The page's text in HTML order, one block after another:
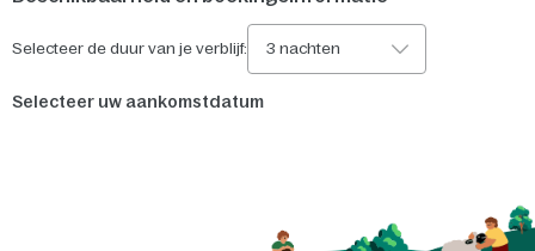
Selecteer de duur van je verblijf: 3 nachten
Selecteer uw aankomstdatum